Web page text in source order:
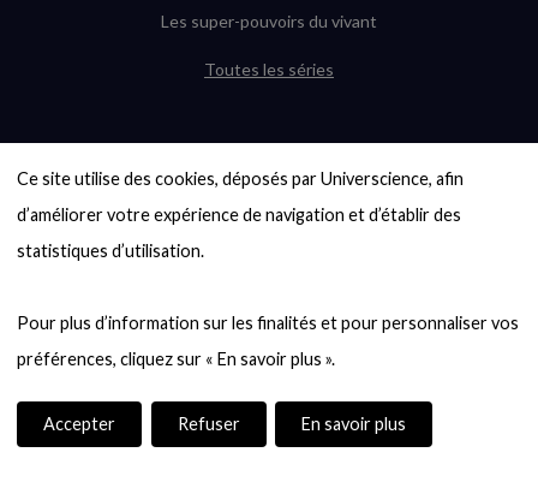
Ce site utilise des cookies, déposés par Universcience, afin
d’améliorer votre expérience de navigation et d’établir des
statistiques d’utilisation.
Pour plus d’information sur les finalités et pour personnaliser vos
Accepter Refuser En savoir plus
Les super-pouvoirs du vivant
Toutes les séries
6000 exoplanètes, et pas de « Terre »
en vue ?
Quel avenir pour les cryptos ?
Entre mathématiques et politique : la
quête d’un vote équitable
casse-tête